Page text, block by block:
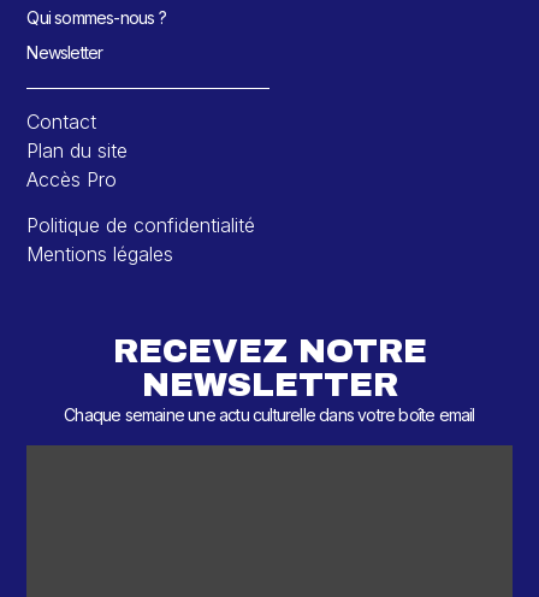
Qui sommes-nous ?
Newsletter
Contact
Plan du site
Accès Pro
Politique de confidentialité
Mentions légales
RECEVEZ NOTRE
NEWSLETTER
Chaque semaine une actu culturelle dans votre boîte email